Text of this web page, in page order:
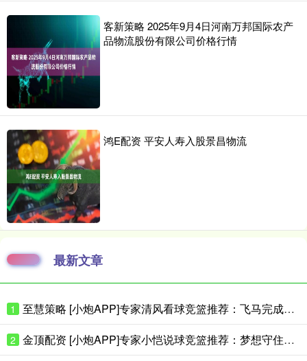
客新策略 2025年9月4日河南万邦国际农产
品物流股份有限公司价格行情
鸿E配资 平安人寿入股景昌物流
最新文章
1 至慧策略 [小炮APP]专家清风看球竞篮推荐：飞马完成复仇
2 金顶配资 [小炮APP]专家小恺说球竞篮推荐：梦想守住主场